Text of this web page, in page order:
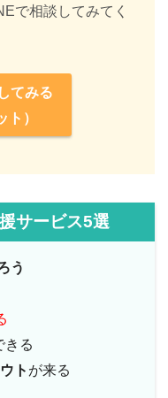
で相談してみてく
てみる
ト）
サービス5選
う
きる
ト が来る